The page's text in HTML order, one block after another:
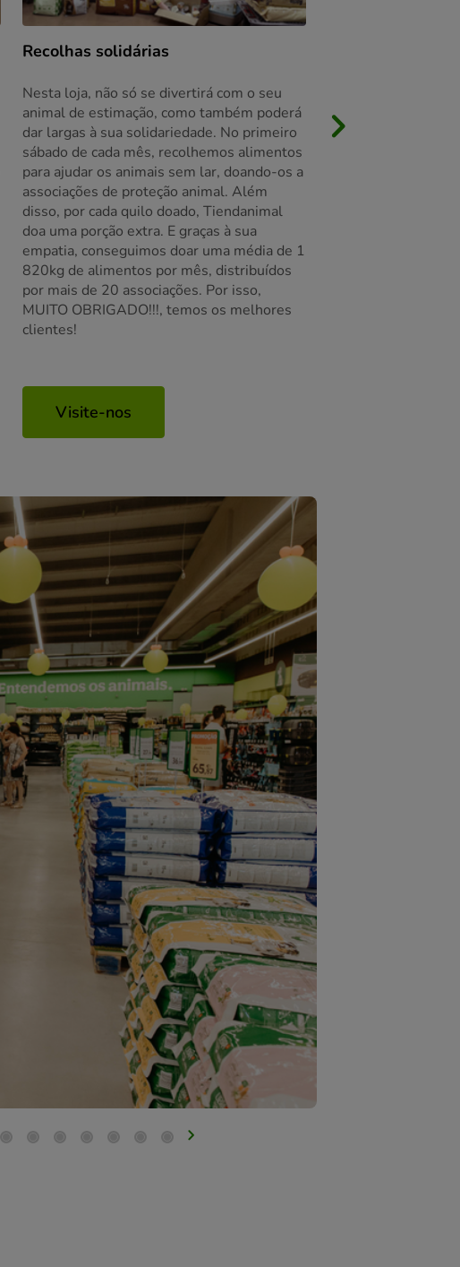
Recolhas solidárias
Nesta loja, não só se divertirá com o seu
animal de estimação, como também poderá
dar largas à sua solidariedade. No primeiro
sábado de cada mês, recolhemos alimentos
para ajudar os animais sem lar, doando-os a
associações de proteção animal. Além
disso, por cada quilo doado, Tiendanimal
doa uma porção extra. E graças à sua
empatia, conseguimos doar uma média de 1
820kg de alimentos por mês, distribuídos
por mais de 20 associações. Por isso,
MUITO OBRIGADO!!!, temos os melhores
clientes!
Visite-nos
são as do seu
É por isso que,